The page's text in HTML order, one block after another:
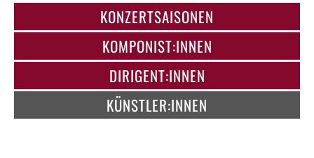
KONZERTSAISONEN
KOMPONIST:INNEN
DIRIGENT:INNEN
KÜNSTLER:INNEN